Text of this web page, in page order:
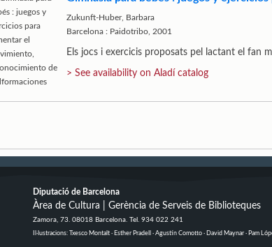
Zukunft-Huber, Barbara
Barcelona : Paidotribo, 2001
Els jocs i exercicis proposats pel lactant el fan
> See availability on Aladí catalog
Diputació de Barcelona
Àrea de Cultura | Gerència de Serveis de Biblioteques
Zamora, 73. 08018 Barcelona. Tel. 934 022 241
Il·lustracions: Txesco Montalt · Esther Pradell · Agustín Comotto · David Maynar · Pam